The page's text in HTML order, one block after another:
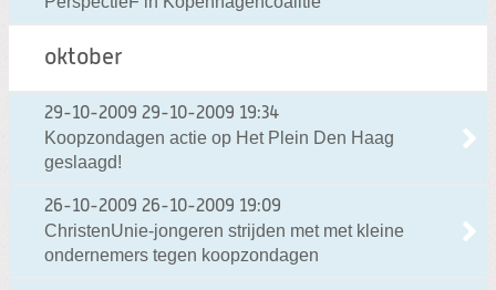
oktober
29-10-2009 29-10-2009 19:34
Koopzondagen actie op Het Plein Den Haag
geslaagd!
26-10-2009 26-10-2009 19:09
ChristenUnie-jongeren strijden met met kleine
ondernemers tegen koopzondagen